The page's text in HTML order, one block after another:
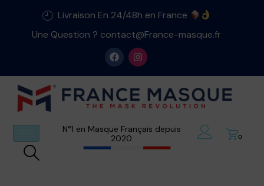
Livraison En 24/48h en France
Une Question ? contact@France-masque.fr
N°1 en Masque Français depuis
2020
0